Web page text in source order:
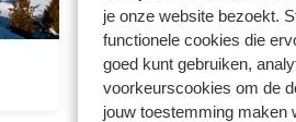
je onze website bezoekt.
functionele cookies die
goed kunt gebruiken,
voorkeurscookies om de
jouw toestemming maken